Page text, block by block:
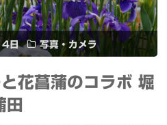
日 写真・カメラ
花菖蒲のコラボ 堀
田